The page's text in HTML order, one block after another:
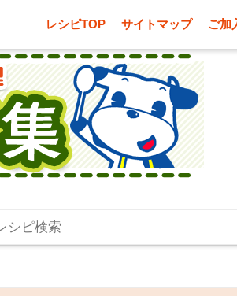
レシピTOP サイトマップ ご加